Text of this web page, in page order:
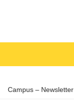
Campus – Newsletter